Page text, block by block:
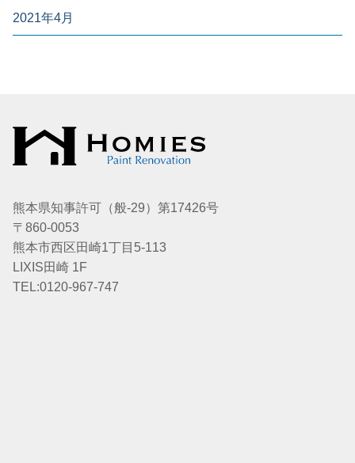
2021年4月
熊本県知事許可（般-29）第17426号
〒860-0053
熊本市西区田崎1丁目5-113
LIXIS田崎 1F
TEL:0120-967-747